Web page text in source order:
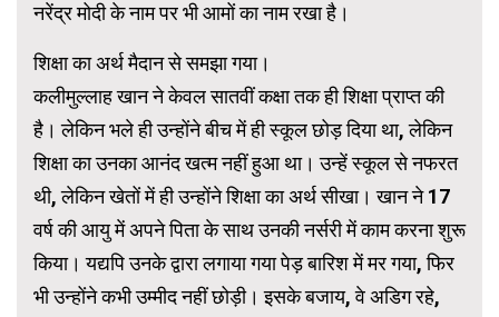
नरेंद्र मोदी के नाम पर भी आमों का नाम रखा है।
शिक्षा का अर्थ मैदान से समझा गया।
कलीमुल्लाह खान ने केवल सातवीं कक्षा तक ही शिक्षा प्राप्त की
है। लेकिन भले ही उन्होंने बीच में ही स्कूल छोड़ दिया था, लेकिन
शिक्षा का उनका आनंद खत्म नहीं हुआ था। उन्हें स्कूल से नफरत
थी, लेकिन खेतों में ही उन्होंने शिक्षा का अर्थ सीखा। खान ने 17
वर्ष की आयु में अपने पिता के साथ उनकी नर्सरी में काम करना शुरू
किया। यद्यपि उनके द्वारा लगाया गया पेड़ बारिश में मर गया, फिर
भी उन्होंने कभी उम्मीद नहीं छोड़ी। इसके बजाय, वे अडिग रहे,